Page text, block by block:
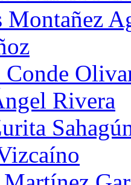
Montañez
Rivera